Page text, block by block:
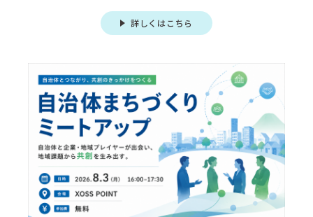
詳しくはこちら